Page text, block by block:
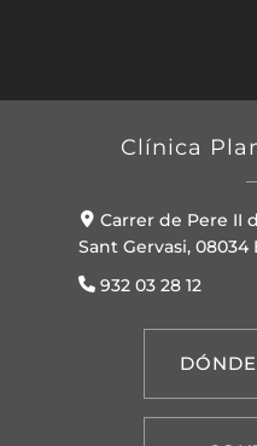
Clínica
Carrer de Pere II
Sant Gervasi, 08034
932 03 28 12